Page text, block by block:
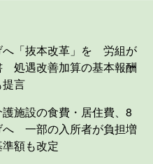
へ「抜本改革」を 労組が
処遇改善加算の基本報酬
言
護施設の食費・居住費、8
へ 一部の入所者が負担増
額も改定